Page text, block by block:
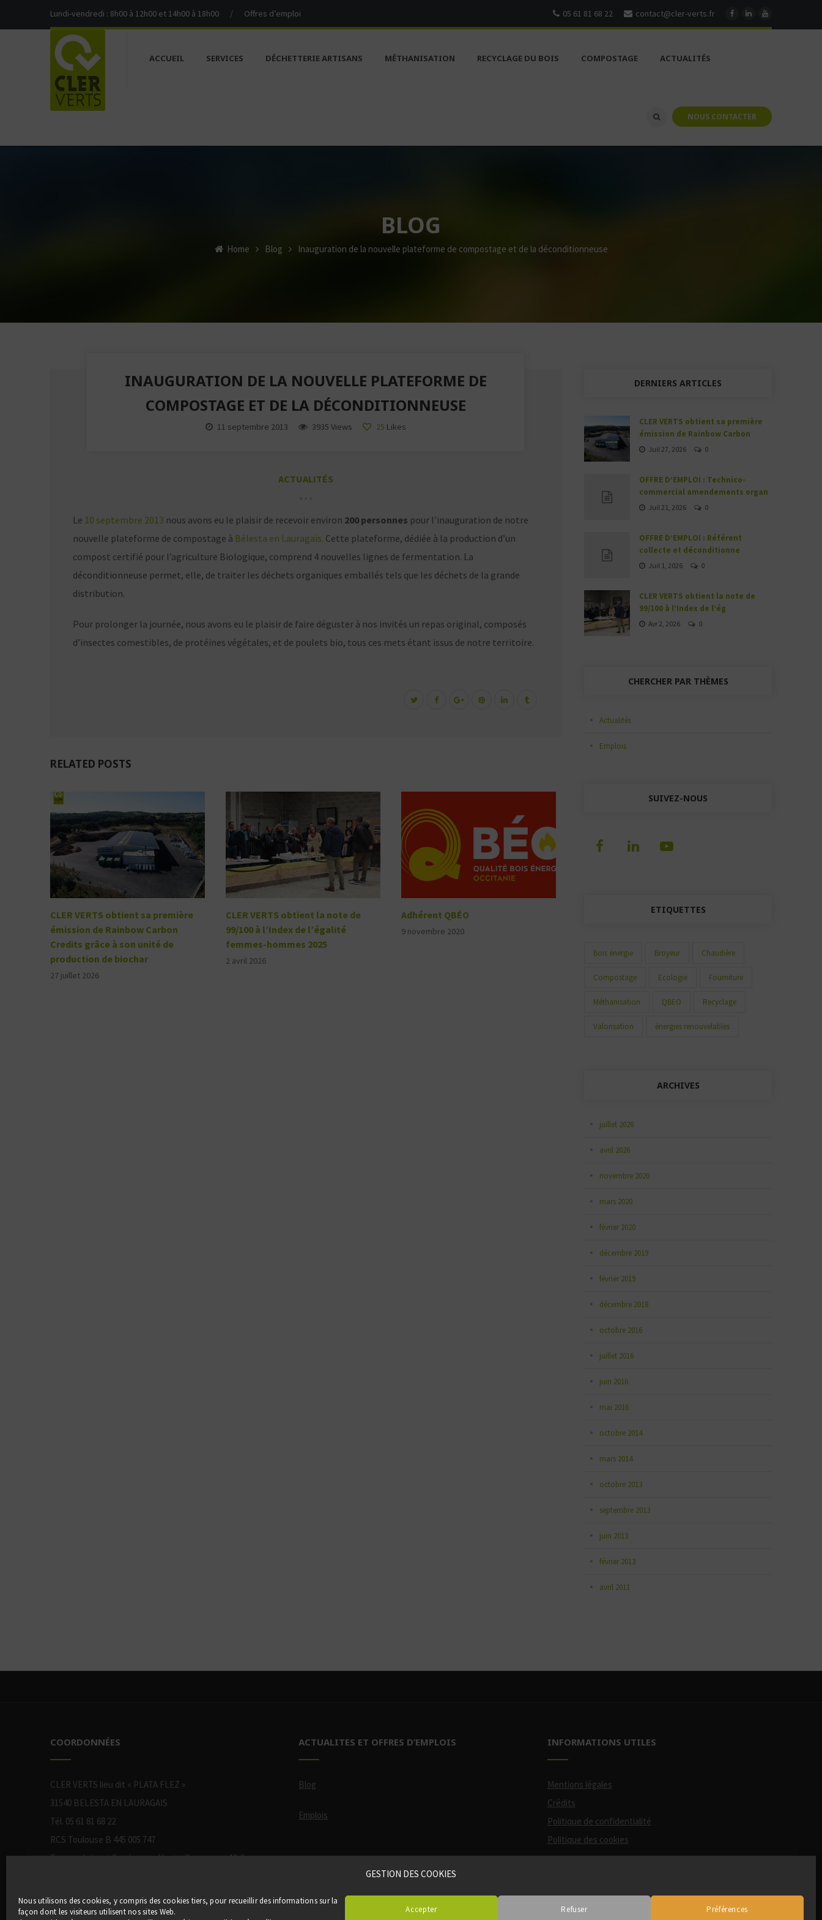
GESTION DES COOKIES
Nous utilisons des cookies, y compris des cookies tiers, pour recueillir des informations sur la
façon dont les visiteurs utilisent nos sites Web.
Accepter Refuser Préférences
Lundi-vendredi : 8h00 à 12h00 et 14h00 à 18h00 / Offres d’emploi 05 61 81 68 22 contact@cler-verts.fr
ACCUEIL SERVICES DÉCHETTERIE ARTISANS MÉTHANISATION RECYCLAGE DU BOIS COMPOSTAGE ACTUALITÉS
NOUS CONTACTER
BLOG
Home Blog Inauguration de la nouvelle plateforme de compostage et de la déconditionneuse
INAUGURATION DE LA NOUVELLE PLATEFORME DE
COMPOSTAGE ET DE LA DÉCONDITIONNEUSE
11 septembre 2013 3935 Views 25 Likes
ACTUALITÉS
Le 10 septembre 2013 nous avons eu le plaisir de recevoir environ 200 personnes pour l’inauguration de notre
nouvelle plateforme de compostage à Bélesta en Lauragais. Cette plateforme, dédiée à la production d’un
compost certifié pour l’agriculture Biologique, comprend 4 nouvelles lignes de fermentation. La
déconditionneuse permet, elle, de traiter les déchets organiques emballés tels que les déchets de la grande
distribution.
Pour prolonger la journée, nous avons eu le plaisir de faire déguster à nos invités un repas original, composés
d’insectes comestibles, de protéines végétales, et de poulets bio, tous ces mets étant issus de notre territoire.
RELATED POSTS
CLER VERTS obtient sa première
émission de Rainbow Carbon
Credits grâce à son unité de
production de biochar
27 juillet 2026
CLER VERTS obtient la note de
99/100 à l’Index de l’égalité
femmes-hommes 2025
2 avril 2026
Adhérent QBÉO
9 novembre 2020
DERNIERS ARTICLES
CLER VERTS obtient sa première
émission de Rainbow Carbon
Juil 27, 2026 0
OFFRE D’EMPLOI : Technico-
commercial amendements organ
Juil 21, 2026 0
OFFRE D’EMPLOI : Référent
collecte et déconditionne
Juil 1, 2026 0
CLER VERTS obtient la note de
99/100 à l’Index de l’ég
Avr 2, 2026 0
CHERCHER PAR THÈMES
Actualités
Emplois
SUIVEZ-NOUS
ETIQUETTES
Bois énergie Broyeur Chaudière
Compostage Ecologie Fourniture
Méthanisation QBEO Recyclage
Valorisation énergies renouvelables
ARCHIVES
juillet 2026
avril 2026
novembre 2020
mars 2020
février 2020
décembre 2019
février 2019
décembre 2018
octobre 2016
juillet 2016
juin 2016
mai 2016
octobre 2014
mars 2014
octobre 2013
septembre 2013
juin 2013
février 2013
avril 2011
COORDONNÉES
CLER VERTS lieu dit « PLATA FLEZ »
31540 BELESTA EN LAURAGAIS
Tél. 05 61 81 68 22
RCS Toulouse B 445 005 747
Eco-produits et Services en Haute-Garonne et Midi-
ACTUALITES ET OFFRES D’EMPLOIS
Blog
Emplois
INFORMATIONS UTILES
Mentions légales
Crédits
Politique de confidentialité
Politique des cookies